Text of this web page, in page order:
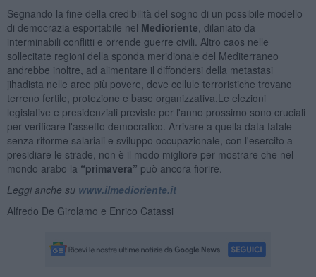
Segnando la fine della credibilità del sogno di un possibile modello
di democrazia esportabile nel Medioriente , dilaniato da
interminabili conflitti e orrende guerre civili. Altro caos nelle
sollecitate regioni della sponda meridionale del Mediterraneo
andrebbe inoltre, ad alimentare il diffondersi della metastasi
jihadista nelle aree più povere, dove cellule terroristiche trovano
terreno fertile, protezione e base organizzativa.Le elezioni
legislative e presidenziali previste per l'anno prossimo sono cruciali
per verificare l'assetto democratico. Arrivare a quella data fatale
senza riforme salariali e sviluppo occupazionale, con l'esercito a
presidiare le strade, non è il modo migliore per mostrare che nel
mondo arabo la “primavera” può ancora fiorire.
Leggi anche su www.ilmedioriente.it
Alfredo De Girolamo e Enrico Catassi